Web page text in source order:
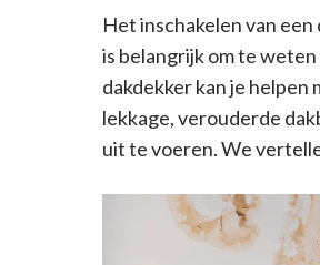
Het inschakelen van
is belangrijk om te
dakdekker kan je
lekkage, verouderde
uit te voeren. We